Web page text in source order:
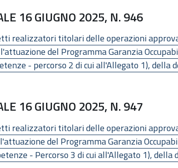
16 GIUGNO 2025, N. 946
realizzatori titolari delle operazioni
del Programma Garanzia
- percorso 2 di cui all'Allegato 1), della
16 GIUGNO 2025, N. 947
realizzatori titolari delle operazioni
del Programma Garanzia
- Percorso 3 di cui all'Allegato 1), della